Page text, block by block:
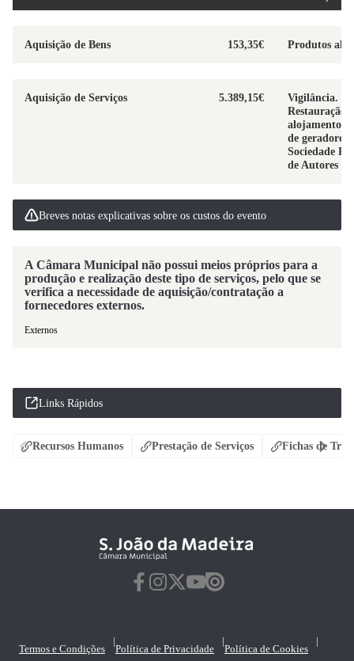
Aquisição de Bens 153,35€ Produtos
Aquisição de Serviços 5.389,15€
Vigilância.
Restauração e
alojamento.
de geradores
Sociedade
de Autores
Breves notas explicativas sobre os custos do evento
A Câmara Municipal não possui meios próprios para a
produção e realização deste tipo de serviços, pelo que se
verifica a necessidade de aquisição/contratação a
fornecedores externos.
Externos
Links Rápidos
Recursos Humanos Prestação de Serviços Fichas de
Termos e Condições
|
Política de Privacidade
|
Política de Cookies
|